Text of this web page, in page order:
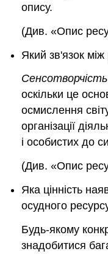
опису.
(Див. «Опис
Який зв'язок між
Сенсотворчість
оскільки це
осмислення
організації
і особистих до
(Див. «Опис
Яка цінність
осудного
Будь-якому
знадобитися